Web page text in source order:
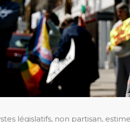
législatifs, non partisan,